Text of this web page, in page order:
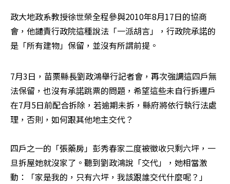
政大地政系教授徐世榮全程參與2010年8月17日的協商
會，他譴責行政院這種說法「一派胡言」，行政院承諾的
是「所有建物」保留，並沒有所謂前提。
7月3日，苗栗縣長劉政鴻舉行記者會，再次強調這四戶無
法保留，也沒有承諾跳票的問題，希望這些未自行拆遷戶
在7月5日前配合拆除，若逾期未拆，縣府將依行執行法處
理，否則，如何跟其他地主交代？
四戶之一的「張藥房」彭秀春家二度被徵收只剩六坪，一
旦拆屋她就沒家了。聽到劉政鴻說「交代」，她相當激
動：「家是我的，只有六坪，我該跟誰交代什麼呢？」